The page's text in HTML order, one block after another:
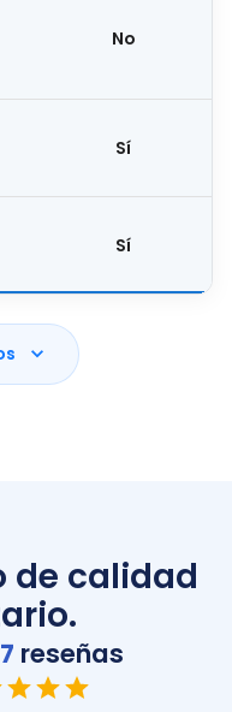
No
Sí
Sí
de calidad
reseñas